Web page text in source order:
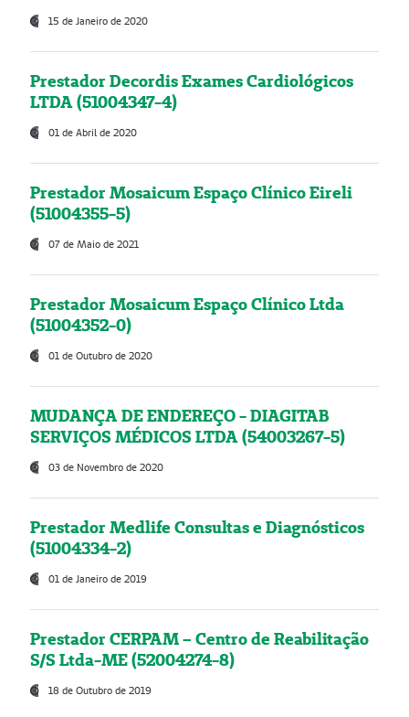
15 de Janeiro de 2020
Prestador Decordis Exames Cardiológicos
LTDA (51004347-4)
01 de Abril de 2020
Prestador Mosaicum Espaço Clínico Eireli
(51004355-5)
07 de Maio de 2021
Prestador Mosaicum Espaço Clínico Ltda
(51004352-0)
01 de Outubro de 2020
MUDANÇA DE ENDEREÇO - DIAGITAB
SERVIÇOS MÉDICOS LTDA (54003267-5)
03 de Novembro de 2020
Prestador Medlife Consultas e Diagnósticos
(51004334-2)
01 de Janeiro de 2019
Prestador CERPAM – Centro de Reabilitação
S/S Ltda-ME (52004274-8)
18 de Outubro de 2019